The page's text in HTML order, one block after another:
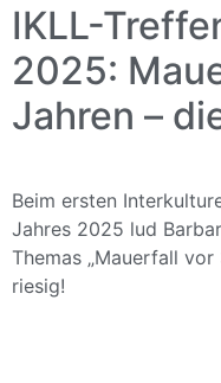
IKLL-
2025:
Jahren –
Beim ersten
Jahres 2025 lud
Themas „Mauerfall
riesig!